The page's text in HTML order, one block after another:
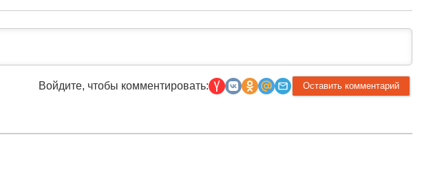
Войдите, чтобы комментировать: